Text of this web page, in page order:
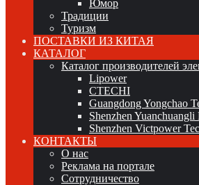
Юмор
Традиции
Туризм
ПОСТАВКИ ИЗ КИТАЯ
КАТАЛОГ
Каталог производителей
Lipower
CTECHI
Guangdong Yongchao
Shenzhen
Shenzhen Victpower
КОНТАКТЫ
О нас
Реклама на портале
Сотрудничество